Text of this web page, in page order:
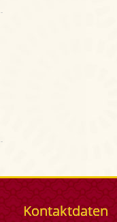
Kontaktdaten